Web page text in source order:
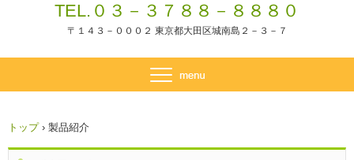
TEL.０３－３７８８－８８８０
〒１４３－０００２ 東京都大田区城南島２－３－７
トップ › 製品紹介